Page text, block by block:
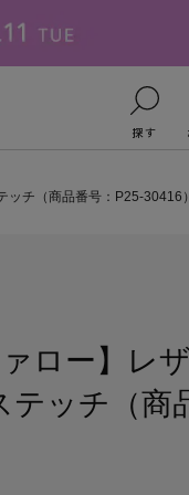
探す
チ（商品番号：P25-30416）
ロー】レ
ッチ（商